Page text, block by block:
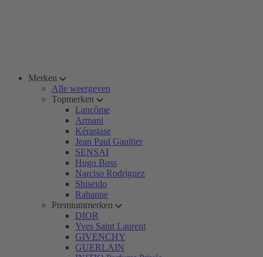
Merken
Alle weergeven
Topmerken
Lancôme
Armani
Kérastase
Jean Paul Gaultier
SENSAI
Hugo Boss
Narciso Rodriguez
Shiseido
Rabanne
Premiummerken
DIOR
Yves Saint Laurent
GIVENCHY
GUERLAIN